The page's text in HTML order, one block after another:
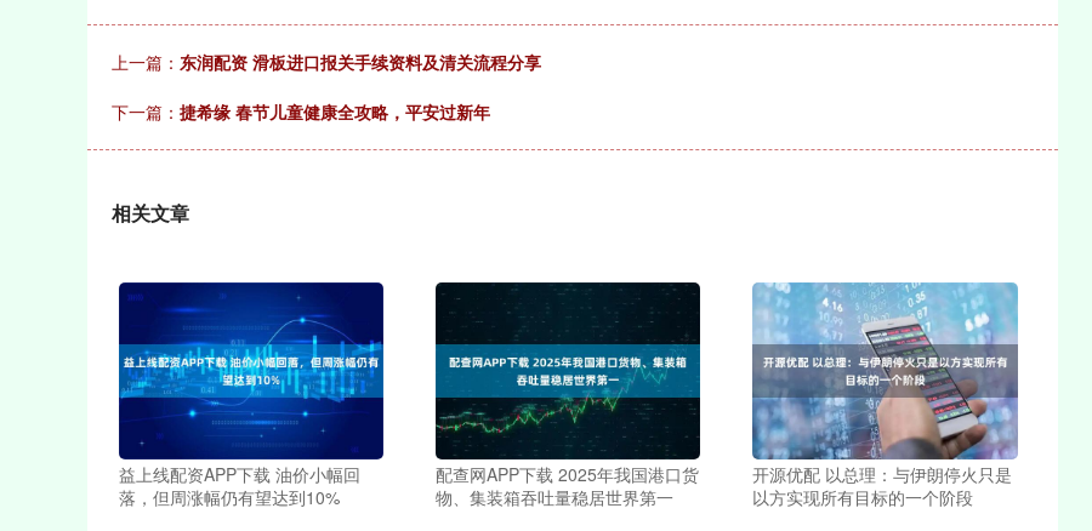
上一篇： 东润配资 滑板进口报关手续资料及清关流程分享
下一篇： 捷希缘 春节儿童健康全攻略，平安过新年
相关文章
益上线配资APP下载 油价小幅回
落，但周涨幅仍有望达到10%
配查网APP下载 2025年我国港口货
物、集装箱吞吐量稳居世界第一
开源优配 以总理：与伊朗停火只是
以方实现所有目标的一个阶段